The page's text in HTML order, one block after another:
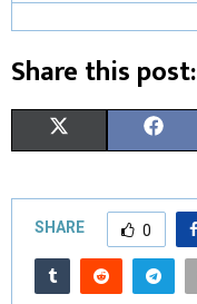
Share this post:
I
C
E
B
SHARE 0